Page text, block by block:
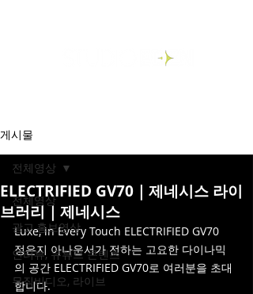
게시물
전체영상
광고,홍보영상
인터뷰, 유튜브 콘텐츠
뮤직비디오, 라이브
전체영상
ELECTRIFIED GV70｜제네시스 라이
브러리｜제네시스
Luxe, in Every Touch ELECTRIFIED GV70
정은지 아나운서가 전하는 고요한 다이나믹
의 공간 ELECTRIFIED GV70로 여러분을 초대
합니다.